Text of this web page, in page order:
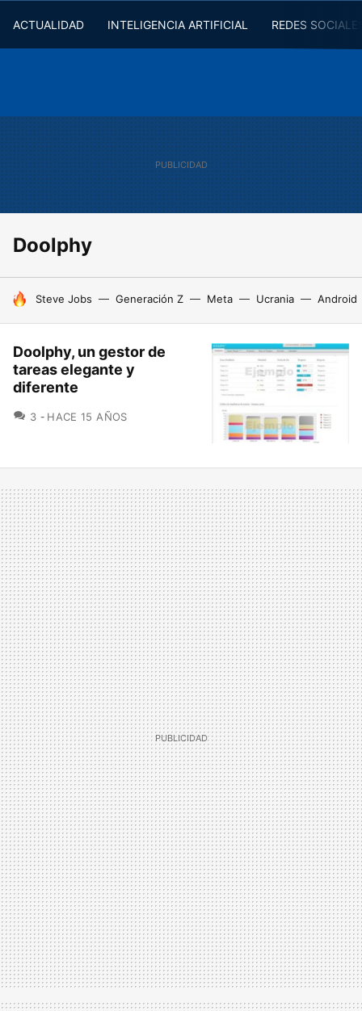
ACTUALIDAD INTELIGENCIA ARTIFICIAL REDES
Doolphy
HOY SE HABLA DE
Steve Jobs Generación Z Meta Ucrania Android
Doolphy, un gestor de
tareas elegante y
diferente
3 COMENTARIOS
HACE 15 AÑOS